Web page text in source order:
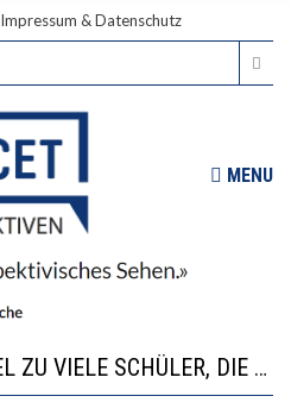
Impressum & Datenschutz
MENU
“VIEL ZU VIELE SCHÜLER, DIE GEMESSEN AN IHREN FÄHIGKEITEN GAR NICHT ANS GYMNASIUM GEHÖREN”
DIE GANZE HILFLOSIGKEIT DES BILDUNGSBÜRGERTUMS